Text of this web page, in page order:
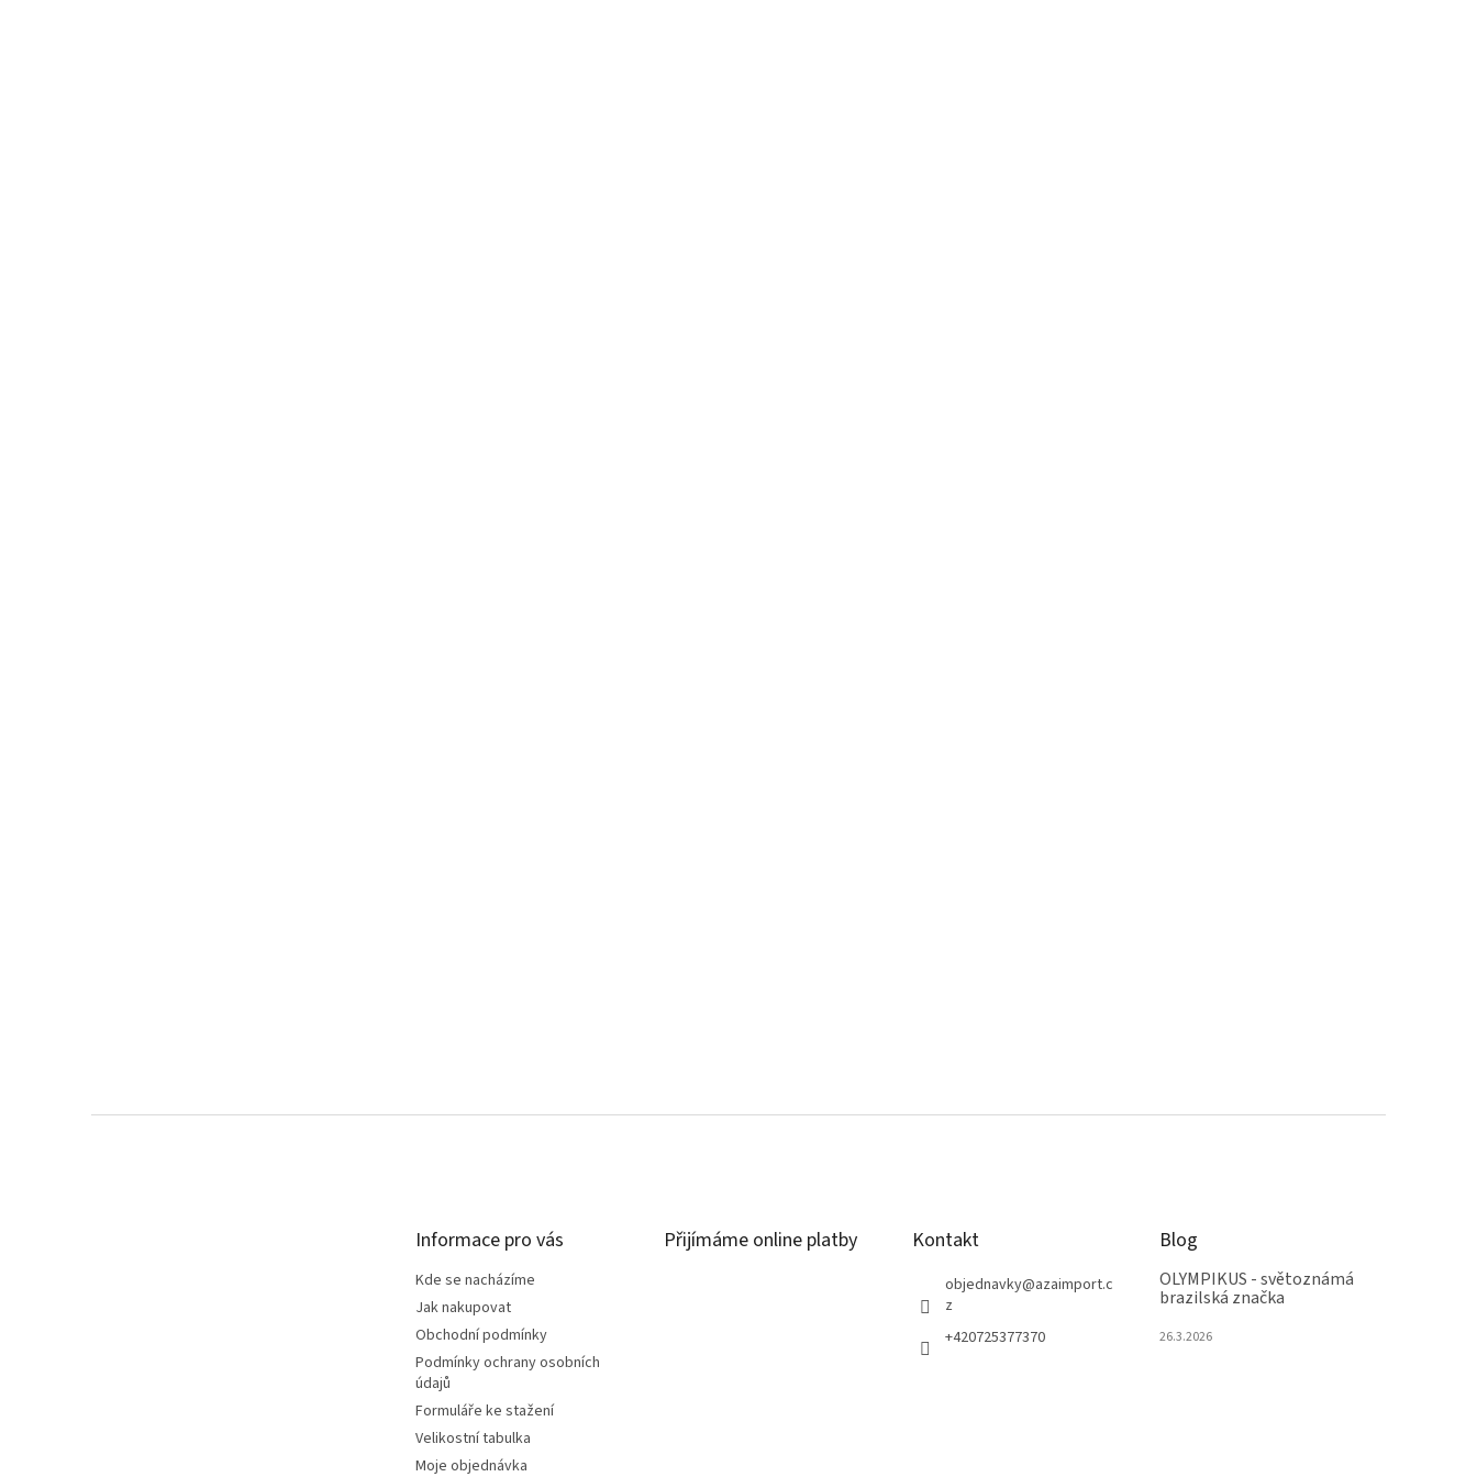
Informace pro vás
Kde se nacházíme
Jak nakupovat
Obchodní podmínky
Podmínky ochrany osobních
údajů
Formuláře ke stažení
Velikostní tabulka
Moje objednávka
Přijímáme online platby Kontakt
objednavky@azaimport.c
z
+420725377370
Blog
OLYMPIKUS - světoznámá
brazilská značka
26.3.2026